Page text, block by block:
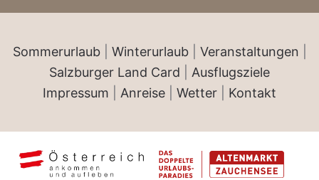
Sommerurlaub| Winterurlaub| Veranstaltungen
Salzburger Land Card
Ausflugsziele
Impressum
Anreise Wetter Kontakt